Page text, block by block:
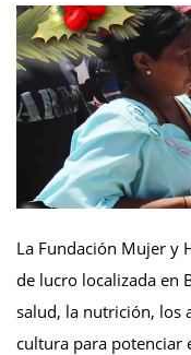
La Fundación Mujer y
de lucro localizada en
salud, la nutrición, los
cultura para potenciar